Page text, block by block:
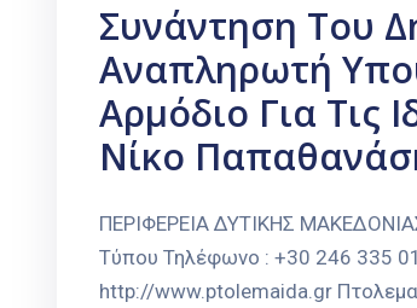
Συνάντηση Του
Αναπληρωτή
Αρμόδιο Για Τις
Νίκο
ΠΕΡΙΦΕΡΕΙΑ ΔΥΤΙΚΗΣ
Τύπου Τηλέφωνο : +30 246 335
http://www.ptolemaida.gr